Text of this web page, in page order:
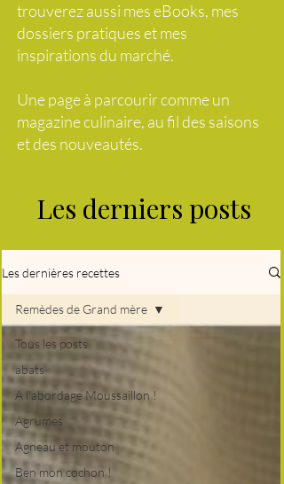
trouverez aussi mes eBooks, mes
dossiers pratiques et mes
inspirations du marché.
Une page à parcourir comme un
magazine culinaire, au fil des saisons
et des nouveautés.
Les derniers posts
Les dernières recettes
Tous les posts
abats
A l'abordage Moussaillon !
Agrumes
Agneau et mouton
Ben mon cochon !
Remèdes de Grand mère